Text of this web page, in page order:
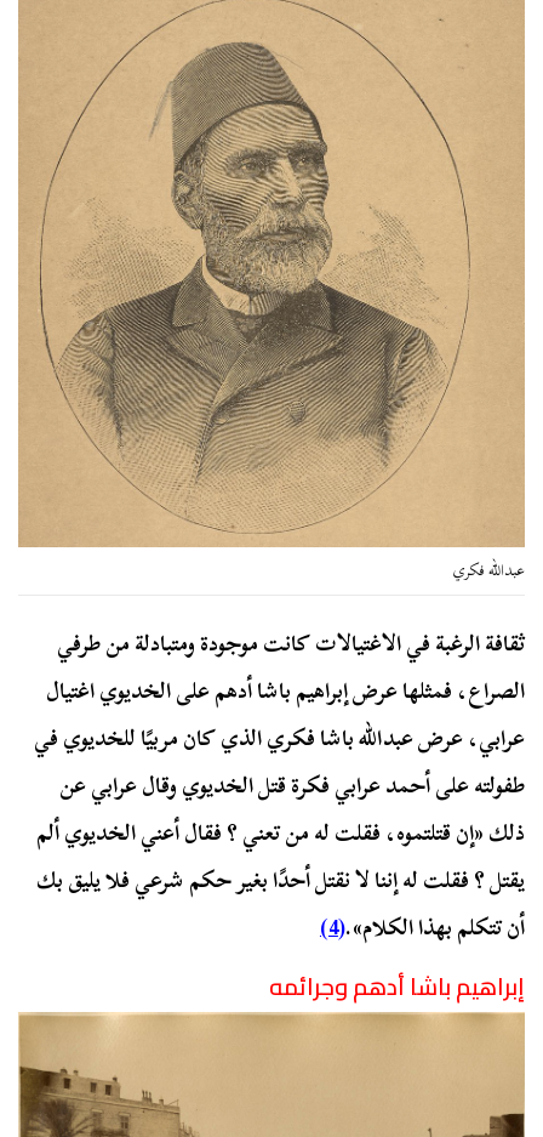
عبدالله فكري
ثقافة الرغبة في الاغتيالات كانت موجودة ومتبادلة من طرفي
الصراع، فمثلها عرض إبراهيم باشا أدهم على الخديوي اغتيال
عرابي، عرض عبدالله باشا فكري الذي كان مربيًا للخديوي في
طفولته على أحمد عرابي فكرة قتل الخديوي وقال عرابي عن
ذلك «إن قتلتموه، فقلت له من تعني ؟ فقال أعني الخديوي ألم
يقتل ؟ فقلت له إننا لا نقتل أحدًا بغير حكم شرعي فلا يليق بك
أن تتكلم بهذا الكلام».(4)
إبراهيم باشا أدهم وجرائمه